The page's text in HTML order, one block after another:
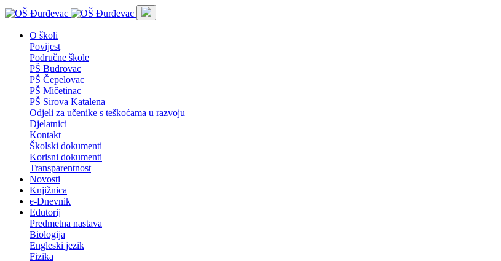
O školi
Povijest
Područne škole
PŠ Budrovac
PŠ Čepelovac
PŠ Mičetinac
PŠ Sirova Katalena
Odjeli za učenike s teškoćama u razvoju
Djelatnici
Kontakt
Školski dokumenti
Korisni dokumenti
Transparentnost
Novosti
Knjižnica
e-Dnevnik
Edutorij
Predmetna nastava
Biologija
Engleski jezik
Fizika